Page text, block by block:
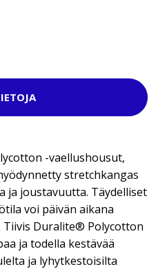
-vaellushousut,
stretchkangas
ja joustavuutta. Täydelliset
voi päivän aikana
Duralite® Polycotton
ja todella kestävää
ja lyhytkestoisilta